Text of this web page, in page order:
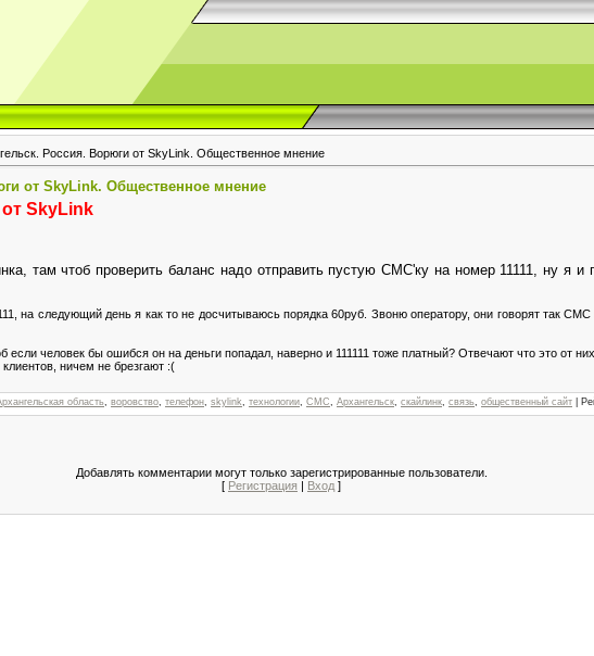
Россия. Ворюги от SkyLink. Общественное мнение
от SkyLink. Общественное мнение
SkyLink
там чтоб проверить баланс надо отправить пустую СМС'ку на номер 11111, ну я и
на следующий день я как то не досчитываюсь порядка 60руб. Звоню оператору, они говорят так
если человек бы ошибся он на деньги попадал, наверно и 111111 тоже платный? Отвечают что это от
ничем не брезгают :(
область воровство телефон skylink технологии СМС Архангельск скайлинк связь общественный сайт
Добавлять комментарии могут только зарегистрированные пользователи.
[ Регистрация | Вход ]